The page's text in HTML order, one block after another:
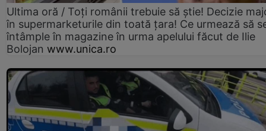
Ultima oră / Toți românii trebuie să știe! Decizie
în supermarketurile din toată țara! Ce urmează să
întâmple în magazine în urma apelului făcut de Ilie
Bolojan www.unica.ro